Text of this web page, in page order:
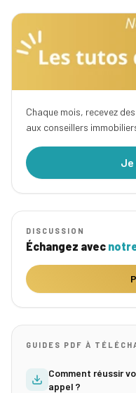
Chaque mois, recevez
aux conseillers
Je
DISCUSSION
Échangez avec
GUIDES PDF À
Comment réussir
appel ?